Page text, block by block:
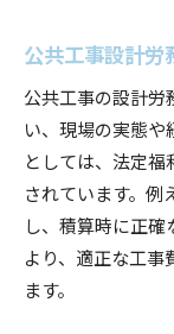
設備工
神奈川
流れ
職人単
公共工
令和6
設備
公共工事設計労
公共工事の設計
い、現場の実態
としては、法定
されています。
し、積算時に正
より、適正な工事
ます。